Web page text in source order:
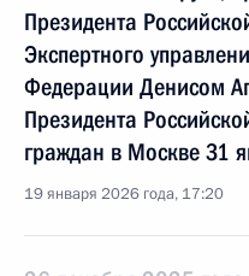
Президента
Экспертного
Федерации Денисом
Президента
граждан в Москве 31
19 января 2026 года, 17:20